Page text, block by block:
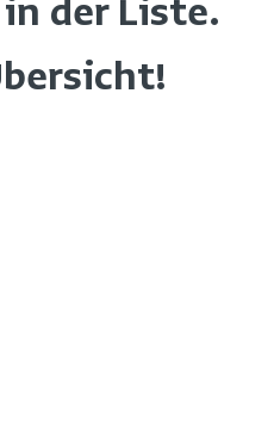
der Liste.